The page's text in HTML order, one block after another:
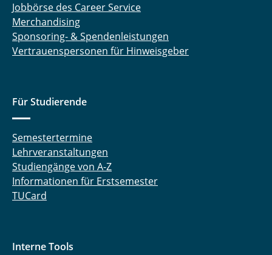
Jobbörse des Career Service
Merchandising
Sponsoring- & Spendenleistungen
Vertrauenspersonen für Hinweisgeber
Für Studierende
Semestertermine
Lehrveranstaltungen
Studiengänge von A-Z
Informationen für Erstsemester
TUCard
Interne Tools